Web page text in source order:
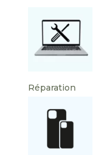
Réparation